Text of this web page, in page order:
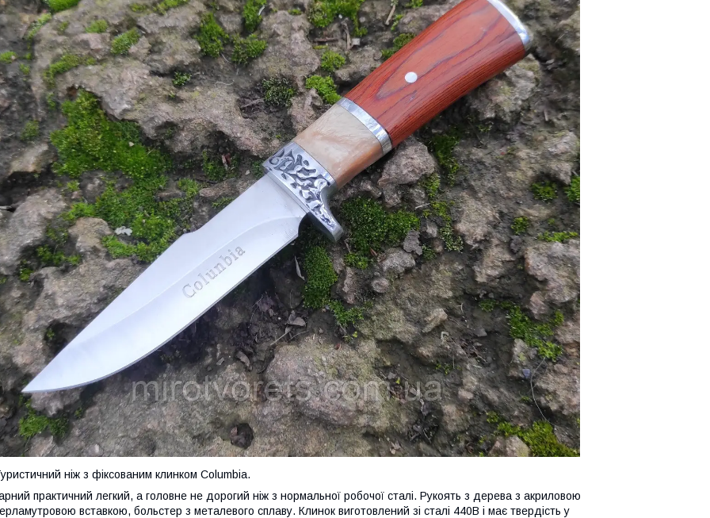
ніж з фіксованим клинком Columbia.
практичний легкий, а головне не дорогий ніж з нормальної робочої сталі. Рукоять з дерева з акриловою
вставкою, больстер з металевого сплаву. Клинок виготовлений зі сталі 440В і має твердість у